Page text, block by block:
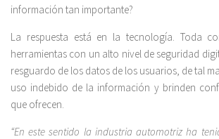
información tan importante?
La respuesta está en la tecnología. Toda
herramientas con un alto nivel de seguridad
resguardo de los datos de los usuarios, de tal
uso indebido de la información y brinden
que ofrecen.
“En este sentido la industria automotriz ha